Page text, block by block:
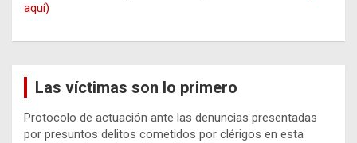
aquí)
Las víctimas son lo primero
Protocolo de actuación ante las denuncias presentadas
por presuntos delitos cometidos por clérigos en esta